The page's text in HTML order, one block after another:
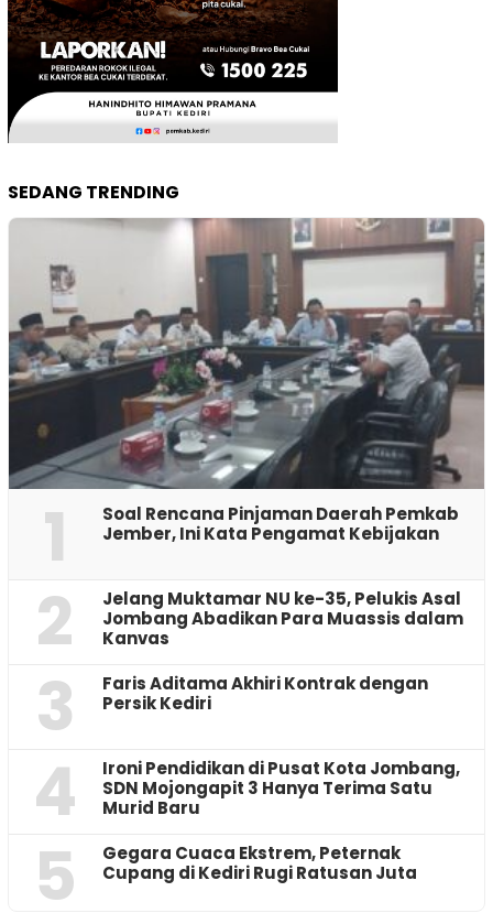
SEDANG TRENDING
1
‎Soal Rencana Pinjaman Daerah Pemkab
Jember, Ini Kata Pengamat Kebijakan ‎
2
Jelang Muktamar NU ke-35, Pelukis Asal
Jombang Abadikan Para Muassis dalam
Kanvas
3
Faris Aditama Akhiri Kontrak dengan
Persik Kediri
4
Ironi Pendidikan di Pusat Kota Jombang,
SDN Mojongapit 3 Hanya Terima Satu
Murid Baru
5
‎Gegara Cuaca Ekstrem, Peternak
Cupang di Kediri Rugi Ratusan Juta